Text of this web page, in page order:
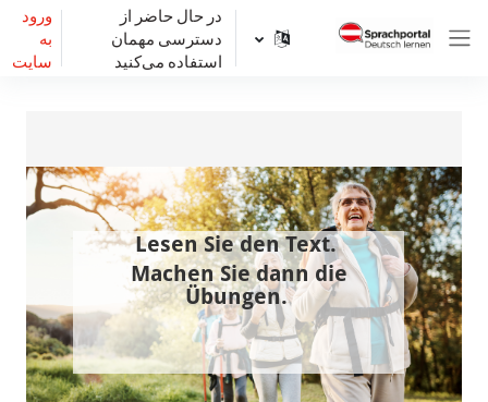
در حال حاضر از
دسترسی مهمان
استفاده می‌کنید
ورود
به
سایت